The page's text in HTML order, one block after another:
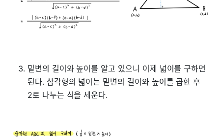
밑변의 길이와 높이를 알고 있으니 이제 넓이를 구하면
된다. 삼각형의 넓이는 밑변의 길이와 높이를 곱한 후
2로 나누는 식을 세운다.